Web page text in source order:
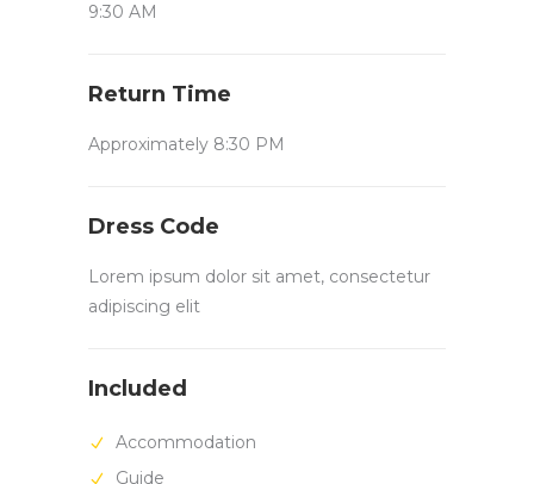
9:30 AM
Return Time
Approximately 8:30 PM
Dress Code
Lorem ipsum dolor sit amet, consectetur
adipiscing elit
Included
Accommodation
Guide